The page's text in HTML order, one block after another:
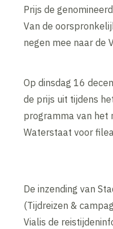
Prijs de
Van de
negen mee naar de
Op dinsdag 16
de prijs uit tijdens
programma van het
Waterstaat voor
De inzending van
(Tijdreizen &
Vialis de